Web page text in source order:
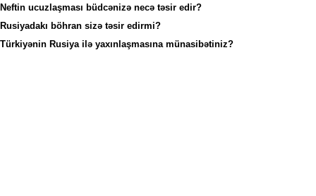
Neftin ucuzlaşması büdcənizə necə təsir edir?
Rusiyadakı böhran sizə təsir edirmi?
Türkiyənin Rusiya ilə yaxınlaşmasına münasibətiniz?